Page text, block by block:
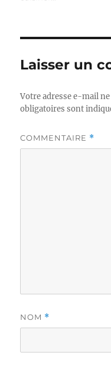
Laisser un
Votre adresse e-mail ne
obligatoires sont
COMMENTAIRE *
NOM *